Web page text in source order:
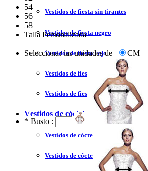
Vestidos de fiesta sin tirantes
Vestidos de fiesta negro
Vestidos de fiesta rojo
Vestidos de fiesta amarillo
Vestidos de fiesta azul
Vestidos de cóctel
Vestidos de cóctel liquidación y venta
Vestidos de cóctel 2023
54
56
58
Talla Personalizada
Seleccionar las unidades de CM
* Busto :